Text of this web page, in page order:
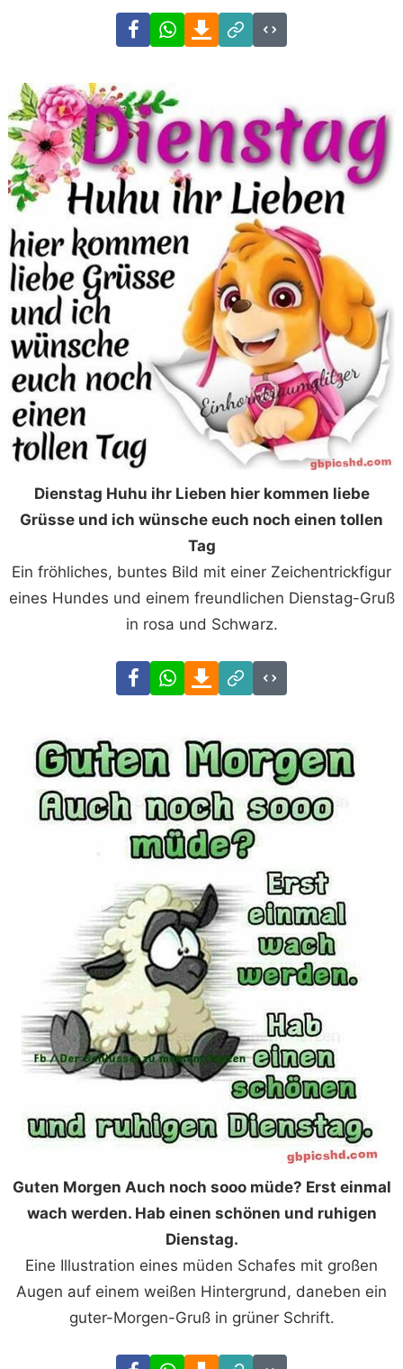
FacebookWhatsAppDownload
Link
Code
Dienstag Huhu ihr Lieben hier kommen liebe
Grüsse und ich wünsche euch noch einen tollen
Tag
Ein fröhliches, buntes Bild mit einer Zeichentrickfigur
eines Hundes und einem freundlichen Dienstag-Gruß
in rosa und Schwarz.
FacebookWhatsAppDownload
Link
Code
Guten Morgen Auch noch sooo müde? Erst einmal
wach werden. Hab einen schönen und ruhigen
Dienstag.
Eine Illustration eines müden Schafes mit großen
Augen auf einem weißen Hintergrund, daneben ein
guter-Morgen-Gruß in grüner Schrift.